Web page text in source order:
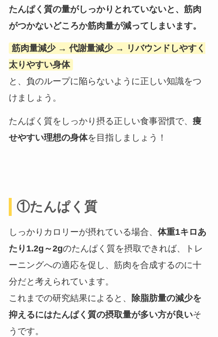
たんぱく質の量がしっかりとれていないと、筋肉
がつかないどころか筋肉量が減ってしまいます。
筋肉量減少 → 代謝量減少 → リバウンドしやすく
太りやすい身体
と、負のループに陥らないように正しい知識をつ
けましょう。
たんぱく質をしっかり摂る正しい食事習慣で、 痩
せやすい理想の身体を目指しましょう！
①たんぱく質
しっかりカロリーが摂れている場合、 体重1キロあ
たり1.2g～2gのたんぱく質を摂取できれば、トレ
ーニングへの適応を促し、筋肉を合成するのに十
分だと考えられています。
これまでの研究結果によると、
除脂肪量の減少を
抑えるにはたんぱく質の摂取量が多い方が良いそ
うです。